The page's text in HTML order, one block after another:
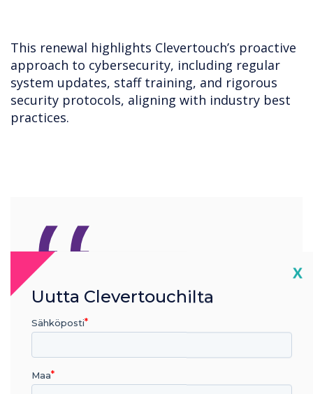
This renewal highlights Clevertouch’s proactive
approach to cybersecurity, including regular
system updates, staff training, and rigorous
security protocols, aligning with industry best
practices.
“
Cybersecurity is at the core
of everything we do.
X
Uutta Clevertouchilta
Sähköposti
Maa